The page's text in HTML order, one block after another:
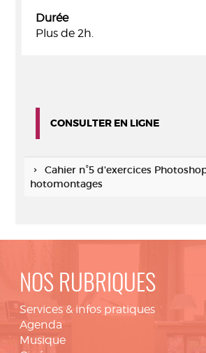
Durée
Plus de 2h.
CONSULTER EN LIGNE
Cahier n°5 d'exercices
hotomontages
NOS RUBRIQUES
Services & infos pratiques
Agenda
Musique